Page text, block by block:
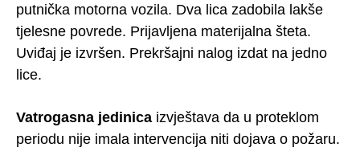
putnička motorna vozila. Dva lica zadobila lakše
tjelesne povrede. Prijavljena materijalna šteta.
Uviđaj je izvršen. Prekršajni nalog izdat na jedno
lice.
Vatrogasna jedinica izvještava da u proteklom
periodu nije imala intervencija niti dojava o požaru.